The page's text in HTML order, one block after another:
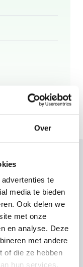
Over
te
media te bieden
Ook delen we
met onze
en analyse. Deze
met andere
of die ze hebben
hun services.
foto's van je